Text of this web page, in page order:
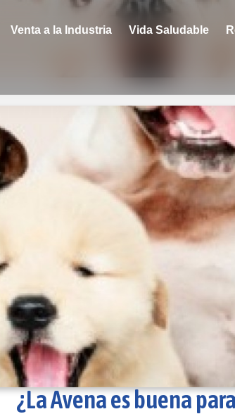
Venta a la Industria Vida Saludable
¿La Avena es buena